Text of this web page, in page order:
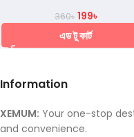
360৳ 199৳
এড টু কার্ট
Information
XEMUM: Your one-stop
and convenience.